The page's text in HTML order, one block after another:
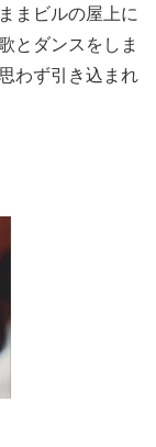
まビルの屋上に
とダンスをしま
わず引き込まれ